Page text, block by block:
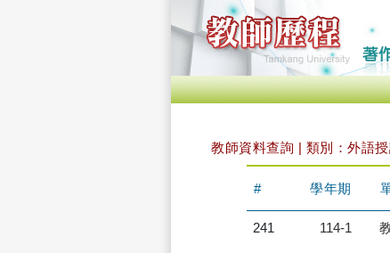
教師資料查詢 | 類別：外語
# 學年期
241 114-1